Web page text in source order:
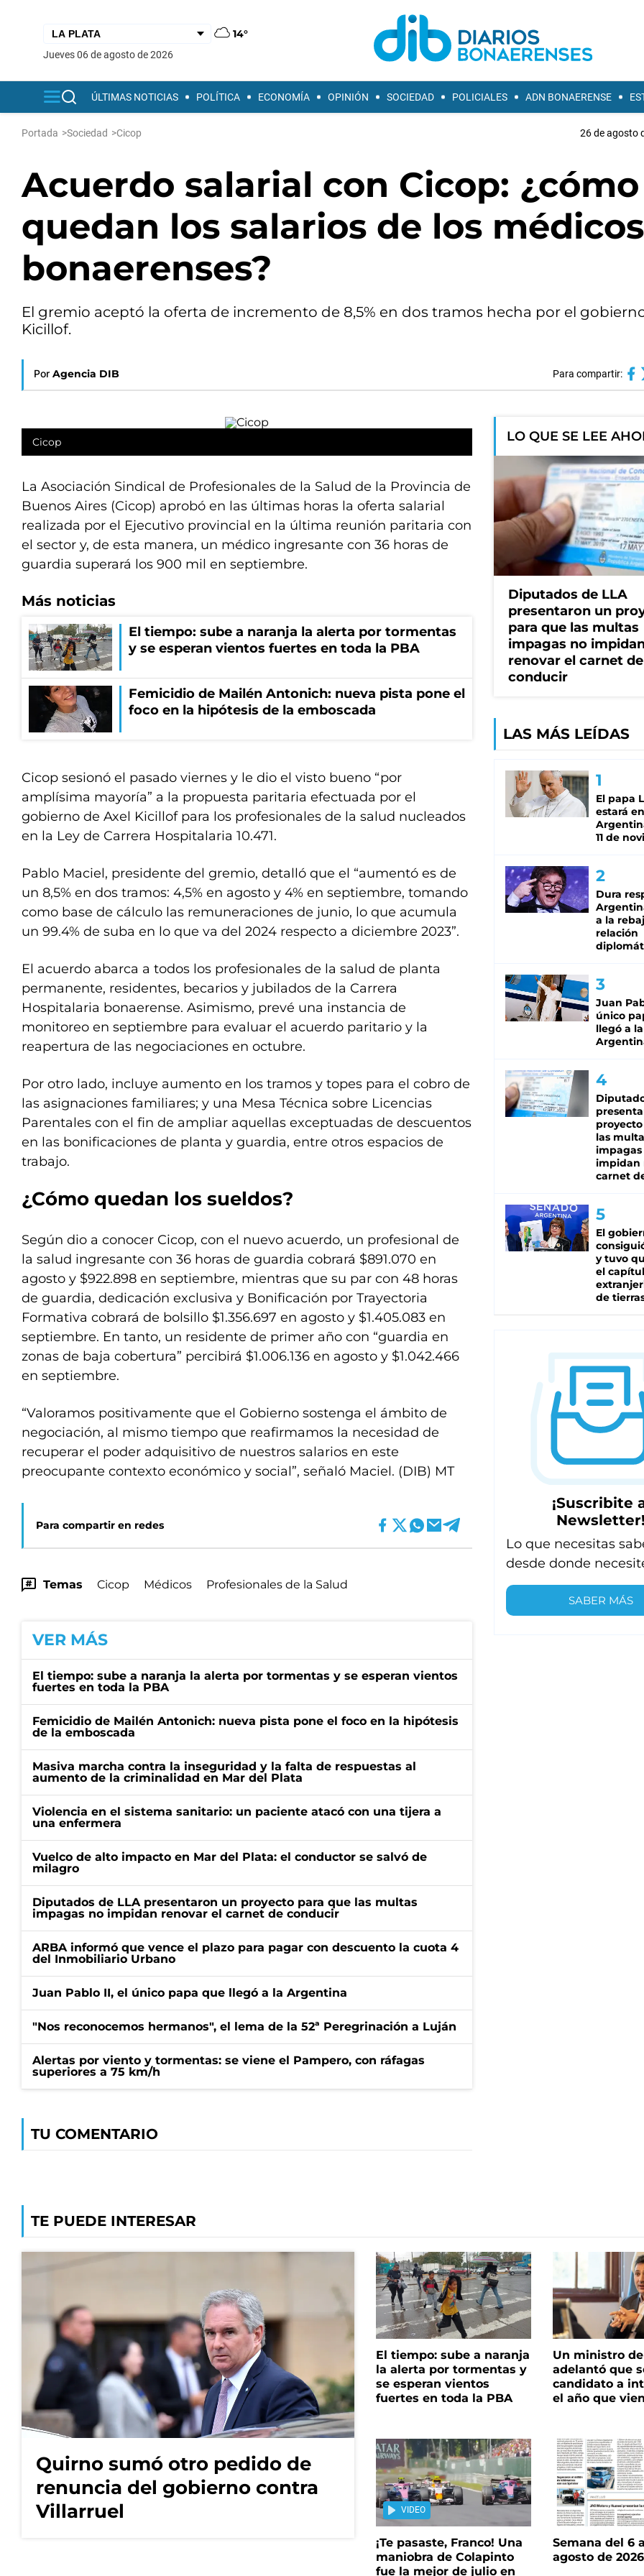
14°
jueves 06 de agosto de 2026
ÚLTIMAS NOTICIAS POLÍTICA ECONOMÍA OPINIÓN SOCIEDAD POLICIALES ADN BONAERENSE
Portada >Sociedad >Cicop 26 de agosto
Acuerdo salarial con Cicop: ¿cómo
quedan los salarios de los médicos
bonaerenses?
El gremio aceptó la oferta de incremento de 8,5% en dos tramos hecha por el
Kicillof.
Por Agencia DIB Para compartir:
Cicop
La Asociación Sindical de Profesionales de la Salud de la Provincia de
Buenos Aires (Cicop) aprobó en las últimas horas la oferta salarial
realizada por el Ejecutivo provincial en la última reunión paritaria con
el sector y, de esta manera, un médico ingresante con 36 horas de
guardia superará los 900 mil en septiembre.
Más noticias
El tiempo: sube a naranja la alerta por tormentas
y se esperan vientos fuertes en toda la PBA
Femicidio de Mailén Antonich: nueva pista pone el
foco en la hipótesis de la emboscada
Cicop sesionó el pasado viernes y le dio el visto bueno “por
amplísima mayoría” a la propuesta paritaria efectuada por el
gobierno de Axel Kicillof para los profesionales de la salud nucleados
en la Ley de Carrera Hospitalaria 10.471.
Pablo Maciel, presidente del gremio, detalló que el “aumentó es de
un 8,5% en dos tramos: 4,5% en agosto y 4% en septiembre, tomando
como base de cálculo las remuneraciones de junio, lo que acumula
un 99.4% de suba en lo que va del 2024 respecto a diciembre 2023”.
El acuerdo abarca a todos los profesionales de la salud de planta
permanente, residentes, becarios y jubilados de la Carrera
Hospitalaria bonaerense. Asimismo, prevé una instancia de
monitoreo en septiembre para evaluar el acuerdo paritario y la
reapertura de las negociaciones en octubre.
Por otro lado, incluye aumento en los tramos y topes para el cobro de
las asignaciones familiares; y una Mesa Técnica sobre Licencias
Parentales con el fin de ampliar aquellas exceptuadas de descuentos
en las bonificaciones de planta y guardia, entre otros espacios de
trabajo.
¿Cómo quedan los sueldos?
Según dio a conocer Cicop, con el nuevo acuerdo, un profesional de
la salud ingresante con 36 horas de guardia cobrará $891.070 en
agosto y $922.898 en septiembre, mientras que su par con 48 horas
de guardia, dedicación exclusiva y Bonificación por Trayectoria
Formativa cobrará de bolsillo $1.356.697 en agosto y $1.405.083 en
septiembre. En tanto, un residente de primer año con “guardia en
zonas de baja cobertura” percibirá $1.006.136 en agosto y $1.042.466
en septiembre.
“Valoramos positivamente que el Gobierno sostenga el ámbito de
negociación, al mismo tiempo que reafirmamos la necesidad de
recuperar el poder adquisitivo de nuestros salarios en este
preocupante contexto económico y social”, señaló Maciel. (DIB) MT
Para compartir en redes
Temas Cicop Médicos Profesionales de la Salud
VER MÁS
El tiempo: sube a naranja la alerta por tormentas y se esperan vientos
fuertes en toda la PBA
Femicidio de Mailén Antonich: nueva pista pone el foco en la hipótesis
de la emboscada
Masiva marcha contra la inseguridad y la falta de respuestas al
aumento de la criminalidad en Mar del Plata
Violencia en el sistema sanitario: un paciente atacó con una tijera a
una enfermera
Vuelco de alto impacto en Mar del Plata: el conductor se salvó de
milagro
Diputados de LLA presentaron un proyecto para que las multas
impagas no impidan renovar el carnet de conducir
ARBA informó que vence el plazo para pagar con descuento la cuota 4
del Inmobiliario Urbano
Juan Pablo II, el único papa que llegó a la Argentina
"Nos reconocemos hermanos", el lema de la 52ª Peregrinación a Luján
Alertas por viento y tormentas: se viene el Pampero, con ráfagas
superiores a 75 km/h
TU COMENTARIO
LO QUE SE LEE
Diputados de LLA
presentaron un
para que las multas
impagas no
renovar el carnet de
conducir
LAS MÁS LEÍDAS
El papa
estará
11 de
Dura
a la
relación
Juan
único
llegó a la
las
impagas
impidan
carnet
El
y tuvo
el
de
¡Suscribite
Newsletter!
Lo que necesitas
desde donde
SABER MÁS
TE PUEDE INTERESAR
Quirno sumó otro pedido de
renuncia del gobierno contra
Villarruel
El tiempo: sube a naranja
la alerta por tormentas y
se esperan vientos
fuertes en toda la PBA
Un ministro
adelantó que
candidato a
el año que
VIDEO
¡Te pasaste, Franco! Una
maniobra de Colapinto
fue la mejor de julio en
Semana del 6
agosto de 2026